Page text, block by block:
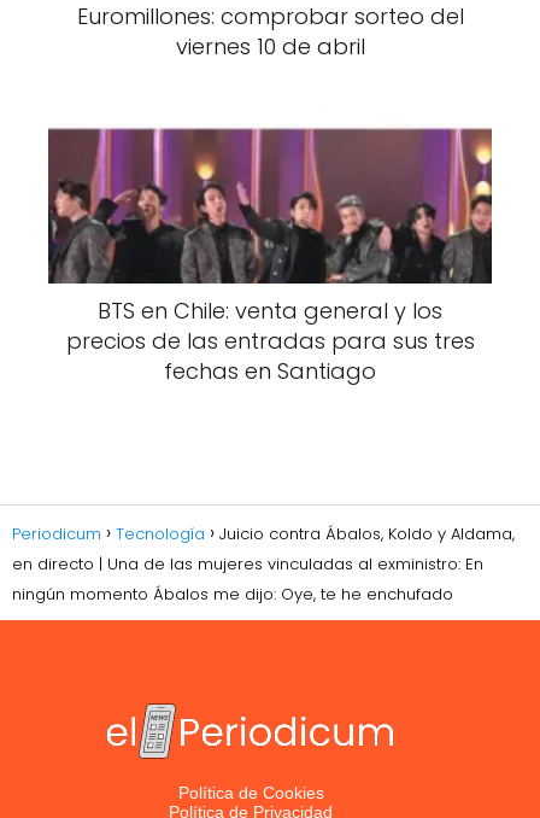
Euromillones: comprobar sorteo del
viernes 10 de abril
BTS en Chile: venta general y los
precios de las entradas para sus tres
fechas en Santiago
Periodicum Tecnología
Juicio contra Ábalos, Koldo y Aldama,
en directo | Una de las mujeres vinculadas al exministro: En
ningún momento Ábalos me dijo: Oye, te he enchufado
Política de Cookies
Política de Privacidad